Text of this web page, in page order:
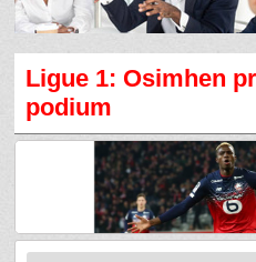
Ligue 1: Osimhen
podium